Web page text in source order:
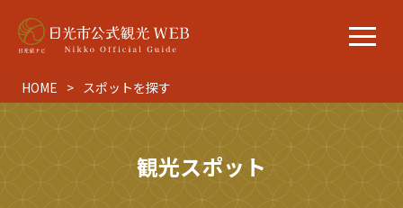
HOME スポットを探す
観光スポット